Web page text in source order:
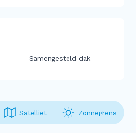
Samengesteld dak
Satelliet Zonnegrens